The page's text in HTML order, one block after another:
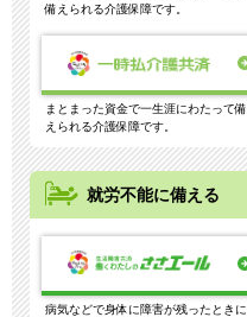
備えられる介護保障です。
まとまった資金で一生涯にわたって備
えられる介護保障です。
就労不能に備える
病気などで身体に障害が残ったときに